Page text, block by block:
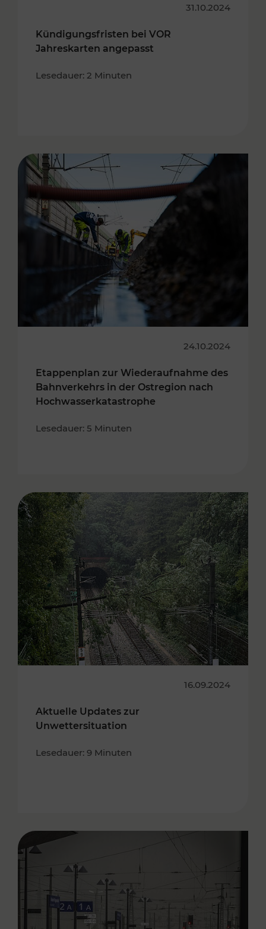
31.10.2024
Kündigungsfristen bei VOR
Jahreskarten angepasst
Lesedauer: 2 Minuten
24.10.2024
Etappenplan zur Wiederaufnahme des
Bahnverkehrs in der Ostregion nach
Hochwasserkatastrophe
Lesedauer: 5 Minuten
16.09.2024
Aktuelle Updates zur
Unwettersituation
Lesedauer: 9 Minuten